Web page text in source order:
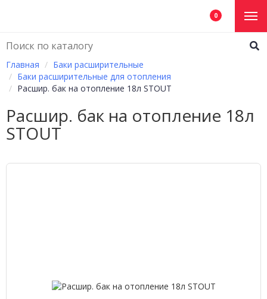
0
Главная
Баки расширительные
Баки расширительные для отопления
Расшир. бак на отопление 18л STOUT
Расшир. бак на отопление 18л
STOUT